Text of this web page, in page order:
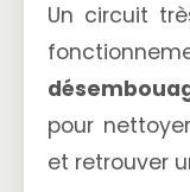
Un circuit
pour
et retrouver